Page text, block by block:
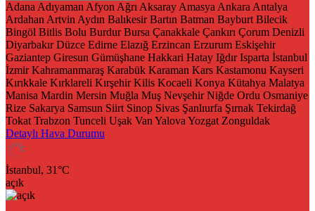
Adana Adıyaman Afyon Ağrı Aksaray Amasya Ankara Antalya
Ardahan Artvin Aydın Balıkesir Bartın Batman Bayburt Bilecik
Bingöl Bitlis Bolu Burdur Bursa Çanakkale Çankırı Çorum Denizli
Diyarbakır Düzce Edirne Elazığ Erzincan Erzurum Eskişehir
Gaziantep Giresun Gümüşhane Hakkari Hatay Iğdır Isparta İstanbul
İzmir Kahramanmaraş Karabük Karaman Kars Kastamonu Kayseri
Kırıkkale Kırklareli Kırşehir Kilis Kocaeli Konya Kütahya Malatya
Manisa Mardin Mersin Muğla Muş Nevşehir Niğde Ordu Osmaniye
Rize Sakarya Samsun Siirt Sinop Sivas Şanlıurfa Şırnak Tekirdağ
Tokat Trabzon Tunceli Uşak Van Yalova Yozgat Zonguldak
Detaylı Hava Durumu
İstanbul, 31°C
açık